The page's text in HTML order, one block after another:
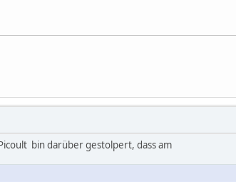
bin darüber gestolpert, dass am